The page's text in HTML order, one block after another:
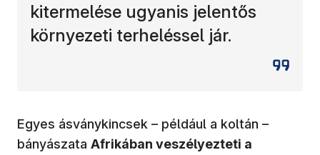
kitermelése ugyanis jelentős
környezeti terheléssel jár.
Egyes ásványkincsek – például a koltán –
bányászata Afrikában veszélyezteti a